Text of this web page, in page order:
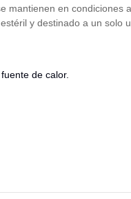
mantienen en condiciones
y destinado a un solo
de calor.